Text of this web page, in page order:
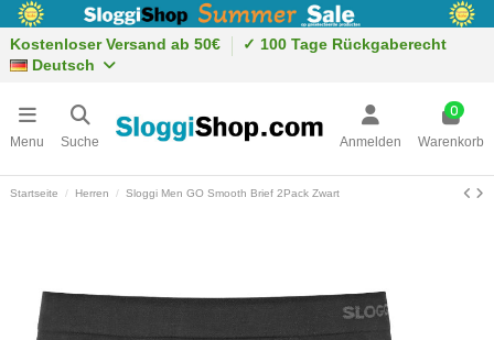
Kostenloser Versand ab 50€
✓ 100 Tage Rückgaberecht
Deutsch
Menu Suche Anmelden
0
Warenkorb
Startseite Herren Sloggi Men GO Smooth Brief 2Pack Zwart